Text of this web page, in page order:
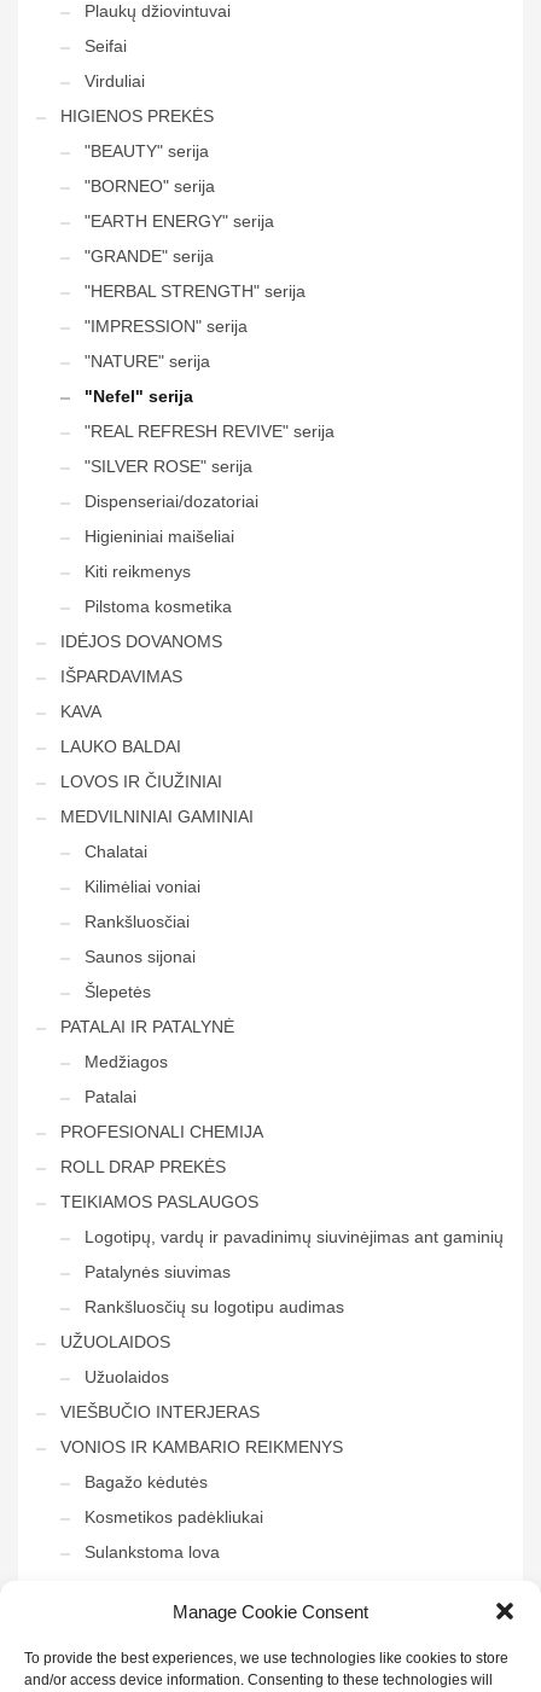
Manage Cookie Consent
To provide the best experiences, we use technologies like cookies to store
and/or access device information. Consenting to these technologies will
Plaukų džiovintuvai
Seifai
Virduliai
HIGIENOS PREKĖS
"BEAUTY" serija
"BORNEO" serija
"EARTH ENERGY" serija
"GRANDE" serija
"HERBAL STRENGTH" serija
"IMPRESSION" serija
"NATURE" serija
"Nefel" serija
"REAL REFRESH REVIVE" serija
"SILVER ROSE" serija
Dispenseriai/dozatoriai
Higieniniai maišeliai
Kiti reikmenys
Pilstoma kosmetika
IDĖJOS DOVANOMS
IŠPARDAVIMAS
KAVA
LAUKO BALDAI
LOVOS IR ČIUŽINIAI
MEDVILNINIAI GAMINIAI
Chalatai
Kilimėliai voniai
Rankšluosčiai
Saunos sijonai
Šlepetės
PATALAI IR PATALYNĖ
Medžiagos
Patalai
PROFESIONALI CHEMIJA
ROLL DRAP PREKĖS
TEIKIAMOS PASLAUGOS
Logotipų, vardų ir pavadinimų siuvinėjimas ant gaminių
Patalynės siuvimas
Rankšluosčių su logotipu audimas
UŽUOLAIDOS
Užuolaidos
VIEŠBUČIO INTERJERAS
VONIOS IR KAMBARIO REIKMENYS
Bagažo kėdutės
Kosmetikos padėkliukai
Sulankstoma lova
Veidrodis į vonią